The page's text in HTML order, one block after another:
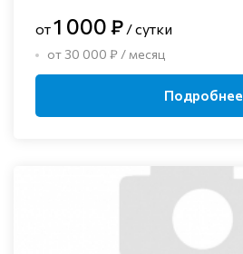
от1 000 ₽ / сутки
от 30 000 ₽ / месяц
Подробнее